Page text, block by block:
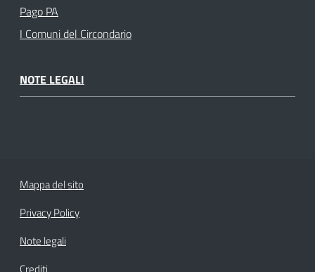
Pago PA
I Comuni del Circondario
NOTE LEGALI
Mappa del sito
Privacy Policy
Note legali
Crediti